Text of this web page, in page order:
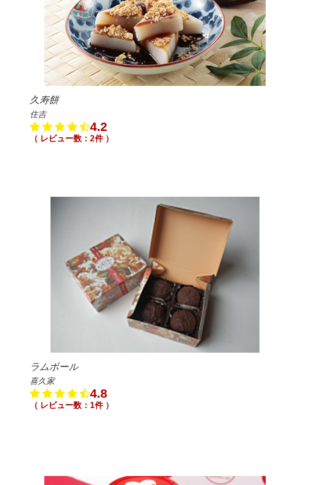
久寿餅
住吉
4.2
（ レビュー数：2件 ）
ラムボール
喜久家
4.8
（ レビュー数：1件 ）